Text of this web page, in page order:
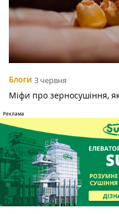
Блоги 3 червня
Міфи про зерносушіння,